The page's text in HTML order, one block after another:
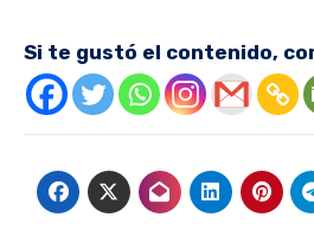
Si te gustó el contenido,